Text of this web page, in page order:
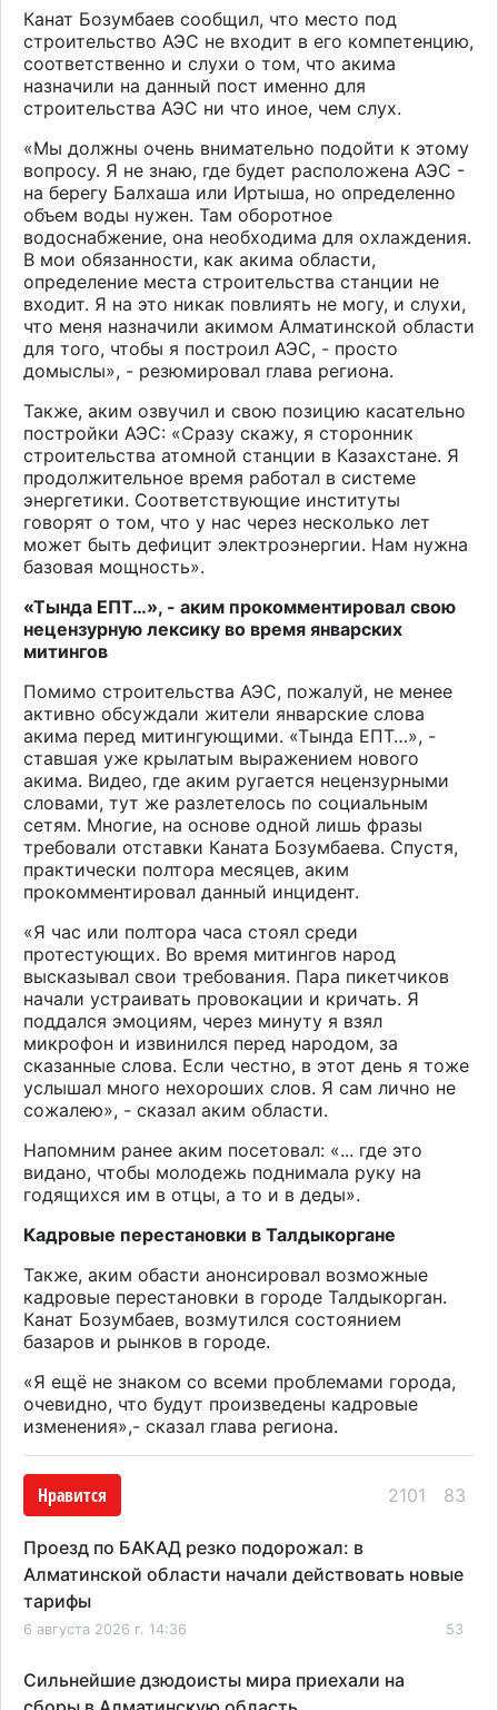
Канат Бозумбаев сообщил, что место под
строительство АЭС не входит в его компетенцию,
соответственно и слухи о том, что акима
назначили на данный пост именно для
строительства АЭС ни что иное, чем слух.
«Мы должны очень внимательно подойти к этому
вопросу. Я не знаю, где будет расположена АЭС -
на берегу Балхаша или Иртыша, но определенно
объем воды нужен. Там оборотное
водоснабжение, она необходима для охлаждения.
В мои обязанности, как акима области,
определение места строительства станции не
входит. Я на это никак повлиять не могу, и слухи,
что меня назначили акимом Алматинской области
для того, чтобы я построил АЭС, - просто
домыслы», - резюмировал глава региона.
Также, аким озвучил и свою позицию касательно
постройки АЭС: «Сразу скажу, я сторонник
строительства атомной станции в Казахстане. Я
продолжительное время работал в системе
энергетики. Соответствующие институты
говорят о том, что у нас через несколько лет
может быть дефицит электроэнергии. Нам нужна
базовая мощность».
«Тында ЕПТ…», - аким прокомментировал свою
нецензурную лексику во время январских
митингов
Помимо строительства АЭС, пожалуй, не менее
активно обсуждали жители январские слова
акима перед митингующими. «Тында ЕПТ…», -
ставшая уже крылатым выражением нового
акима. Видео, где аким ругается нецензурными
словами, тут же разлетелось по социальным
сетям. Многие, на основе одной лишь фразы
требовали отставки Каната Бозумбаева. Спустя,
практически полтора месяцев, аким
прокомментировал данный инцидент.
«Я час или полтора часа стоял среди
протестующих. Во время митингов народ
высказывал свои требования. Пара пикетчиков
начали устраивать провокации и кричать. Я
поддался эмоциям, через минуту я взял
микрофон и извинился перед народом, за
сказанные слова. Если честно, в этот день я тоже
услышал много нехороших слов. Я сам лично не
сожалею», - сказал аким области.
Напомним ранее аким посетовал: «... где это
видано, чтобы молодежь поднимала руку на
годящихся им в отцы, а то и в деды».
Кадровые перестановки в Талдыкоргане
Также, аким обасти анонсировал возможные
кадровые перестановки в городе Талдыкорган.
Канат Бозумбаев, возмутился состоянием
базаров и рынков в городе.
«Я ещё не знаком со всеми проблемами города,
очевидно, что будут произведены кадровые
изменения»,- сказал глава региона.
Нравится 2101 83
Проезд по БАКАД резко подорожал: в
Алматинской области начали действовать новые
тарифы
6 августа 2026 г. 14:36 53
Сильнейшие дзюдоисты мира приехали на